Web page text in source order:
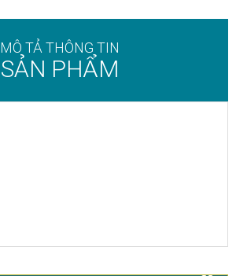
MÔ TẢ THÔNG TIN
SẢN PHẨM